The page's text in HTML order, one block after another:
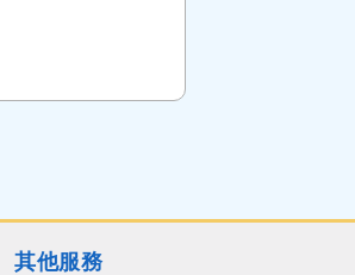
其他服務